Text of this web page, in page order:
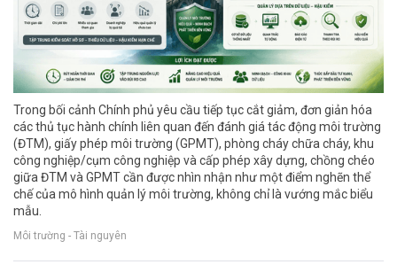
Trong bối cảnh Chính phủ yêu cầu tiếp tục cắt giảm, đơn giản hóa
các thủ tục hành chính liên quan đến đánh giá tác động môi trường
(ĐTM), giấy phép môi trường (GPMT), phòng cháy chữa cháy, khu
công nghiệp/cụm công nghiệp và cấp phép xây dựng, chồng chéo
giữa ĐTM và GPMT cần được nhìn nhận như một điểm nghẽn thể
chế của mô hình quản lý môi trường, không chỉ là vướng mắc biểu
mẫu.
Môi trường - Tài nguyên